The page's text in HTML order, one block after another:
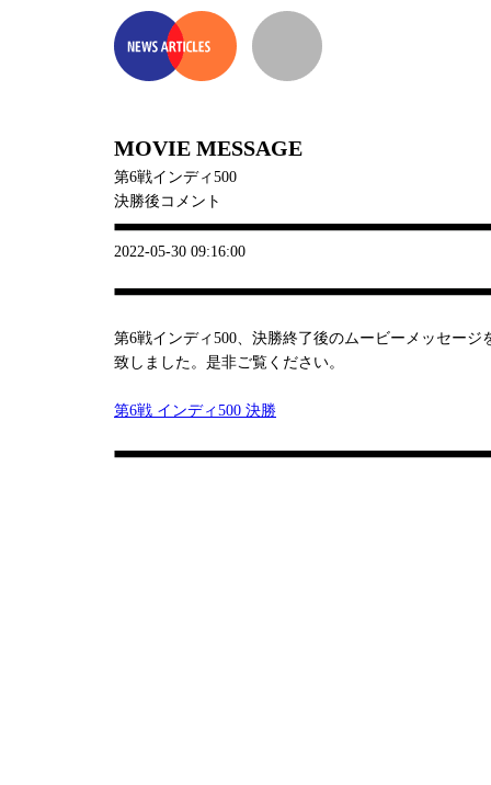
MOVIE MESSAGE
第6戦インディ500
決勝後コメント
2022-05-30 09:16:00
第6戦インディ500、決勝終了後のムービーメッセー
致しました。是非ご覧ください。
第6戦 インディ500 決勝